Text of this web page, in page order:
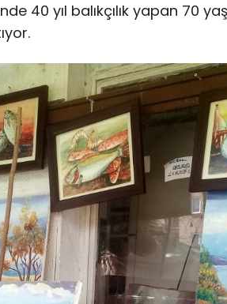
40 yıl balıkçılık yapan 70